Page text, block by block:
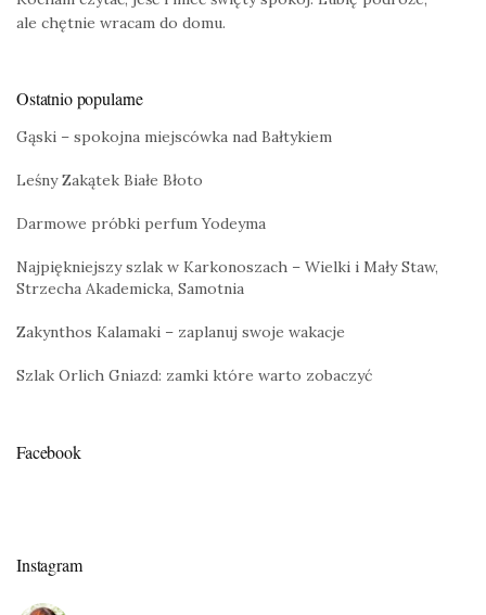
ale chętnie wracam do domu.
Ostatnio popularne
Gąski – spokojna miejscówka nad Bałtykiem
Leśny Zakątek Białe Błoto
Darmowe próbki perfum Yodeyma
Najpiękniejszy szlak w Karkonoszach – Wielki i Mały Staw,
Strzecha Akademicka, Samotnia
Zakynthos Kalamaki – zaplanuj swoje wakacje
Szlak Orlich Gniazd: zamki które warto zobaczyć
Facebook
Instagram